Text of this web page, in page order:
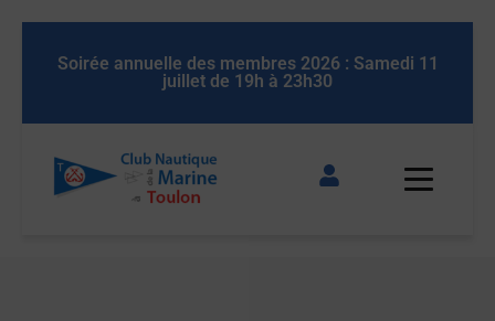
Soirée annuelle des membres 2026 : Samedi 11
juillet de 19h à 23h30